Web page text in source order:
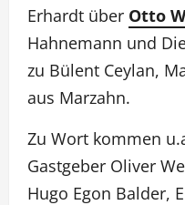
Erhardt über Otto
Hahnemann und
zu Bülent Ceylan,
aus Marzahn.
Zu Wort kommen
Gastgeber Oliver
Hugo Egon Balder,